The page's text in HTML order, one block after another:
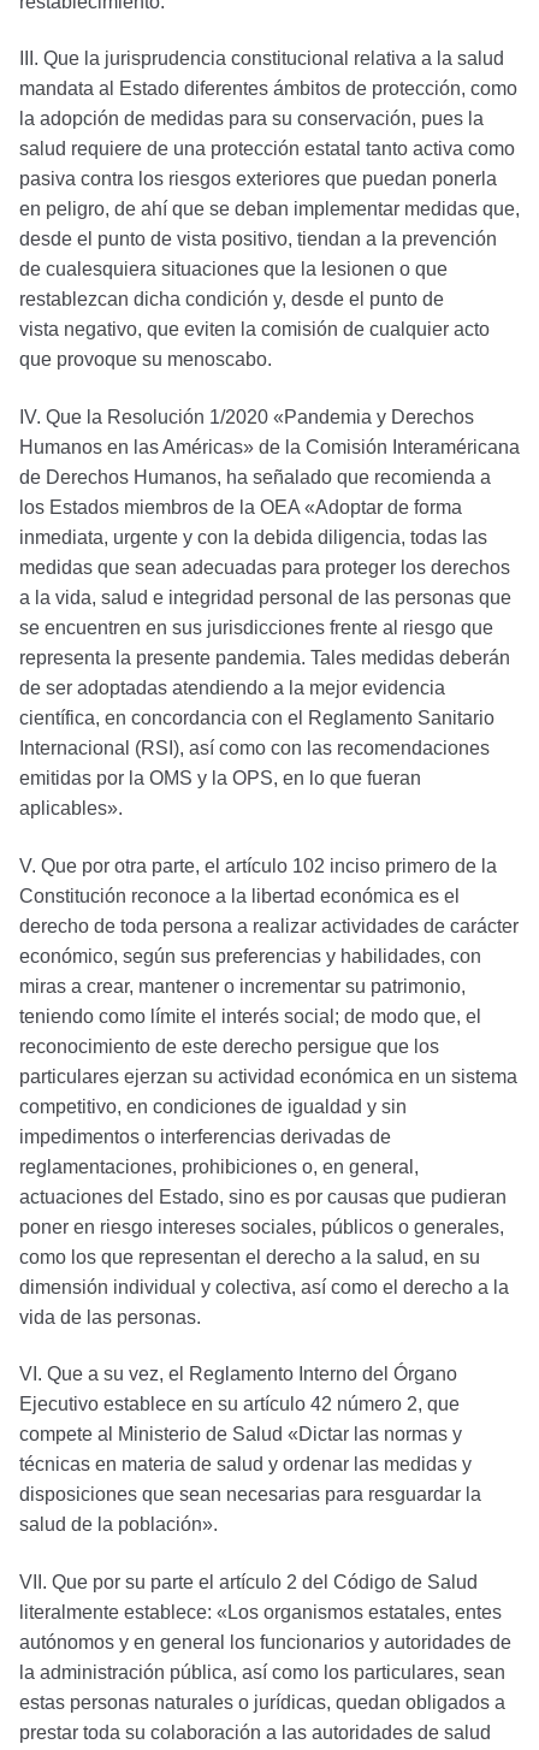
III. Que la jurisprudencia constitucional relativa a la salud
mandata al Estado diferentes ámbitos de protección, como
la adopción de medidas para su conservación, pues la
salud requiere de una protección estatal tanto activa como
pasiva contra los riesgos exteriores que puedan ponerla
en peligro, de ahí que se deban implementar medidas que,
desde el punto de vista positivo, tiendan a la prevención
de cualesquiera situaciones que la lesionen o que
restablezcan dicha condición y, desde el punto de
vista negativo, que eviten la comisión de cualquier acto
que provoque su menoscabo.
IV. Que la Resolución 1/2020 «Pandemia y Derechos
Humanos en las Américas» de la Comisión Interaméricana
de Derechos Humanos, ha señalado que recomienda a
los Estados miembros de la OEA «Adoptar de forma
inmediata, urgente y con la debida diligencia, todas las
medidas que sean adecuadas para proteger los derechos
a la vida, salud e integridad personal de las personas que
se encuentren en sus jurisdicciones frente al riesgo que
representa la presente pandemia. Tales medidas deberán
de ser adoptadas atendiendo a la mejor evidencia
científica, en concordancia con el Reglamento Sanitario
Internacional (RSI), así como con las recomendaciones
emitidas por la OMS y la OPS, en lo que fueran
aplicables».
V. Que por otra parte, el artículo 102 inciso primero de la
Constitución reconoce a la libertad económica es el
derecho de toda persona a realizar actividades de carácter
económico, según sus preferencias y habilidades, con
miras a crear, mantener o incrementar su patrimonio,
teniendo como límite el interés social; de modo que, el
reconocimiento de este derecho persigue que los
particulares ejerzan su actividad económica en un sistema
competitivo, en condiciones de igualdad y sin
impedimentos o interferencias derivadas de
reglamentaciones, prohibiciones o, en general,
actuaciones del Estado, sino es por causas que pudieran
poner en riesgo intereses sociales, públicos o generales,
como los que representan el derecho a la salud, en su
dimensión individual y colectiva, así como el derecho a la
vida de las personas.
VI. Que a su vez, el Reglamento Interno del Órgano
Ejecutivo establece en su artículo 42 número 2, que
compete al Ministerio de Salud «Dictar las normas y
técnicas en materia de salud y ordenar las medidas y
disposiciones que sean necesarias para resguardar la
salud de la población».
VII. Que por su parte el artículo 2 del Código de Salud
literalmente establece: «Los organismos estatales, entes
autónomos y en general los funcionarios y autoridades de
la administración pública, así como los particulares, sean
estas personas naturales o jurídicas, quedan obligados a
prestar toda su colaboración a las autoridades de salud